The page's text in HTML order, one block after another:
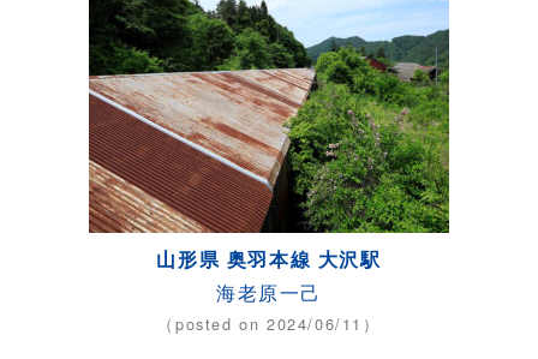
山形県 奥羽本線 大沢駅
海老原一己
（posted on 2024/06/11）